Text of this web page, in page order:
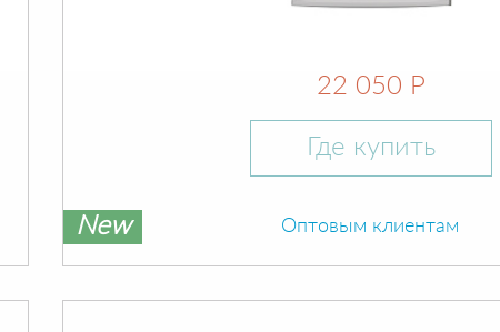
22 050 Р
Где купить
New Оптовым клиентам